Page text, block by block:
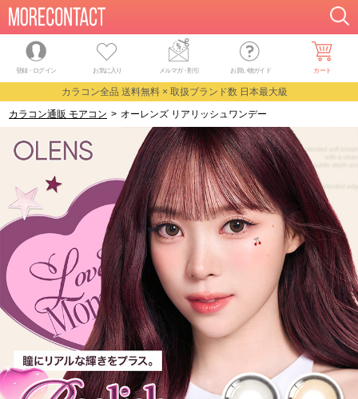
登録・ログイン お気に入り メルマガ・割引 お買い物ガイド カート
カラコン全品 送料無料 × 取扱ブランド数 日本最大級
カラコン通販 モアコン > オーレンズ リアリッシュワンデー